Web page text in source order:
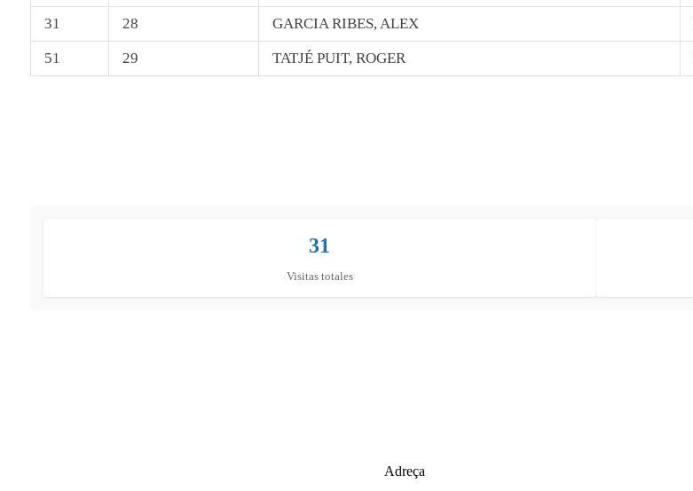
31 28 GARCIA RIBES, ALEX
51 29 TATJÉ PUIT, ROGER
31
Visitas totales
Adreça